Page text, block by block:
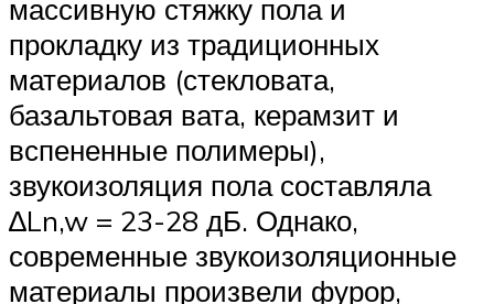
массивную стяжку пола и
прокладку из традиционных
материалов (стекловата,
базальтовая вата, керамзит и
вспененные полимеры),
звукоизоляция пола составляла
∆Ln,w = 23-28 дБ. Однако,
современные звукоизоляционные
материалы произвели фурор,